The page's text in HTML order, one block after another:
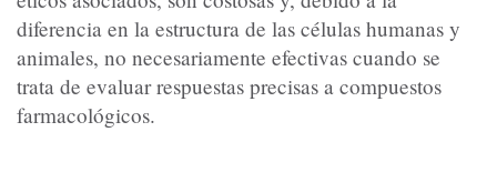
diferencia en la estructura de las células humanas y
animales, no necesariamente efectivas cuando se
trata de evaluar respuestas precisas a compuestos
farmacológicos.